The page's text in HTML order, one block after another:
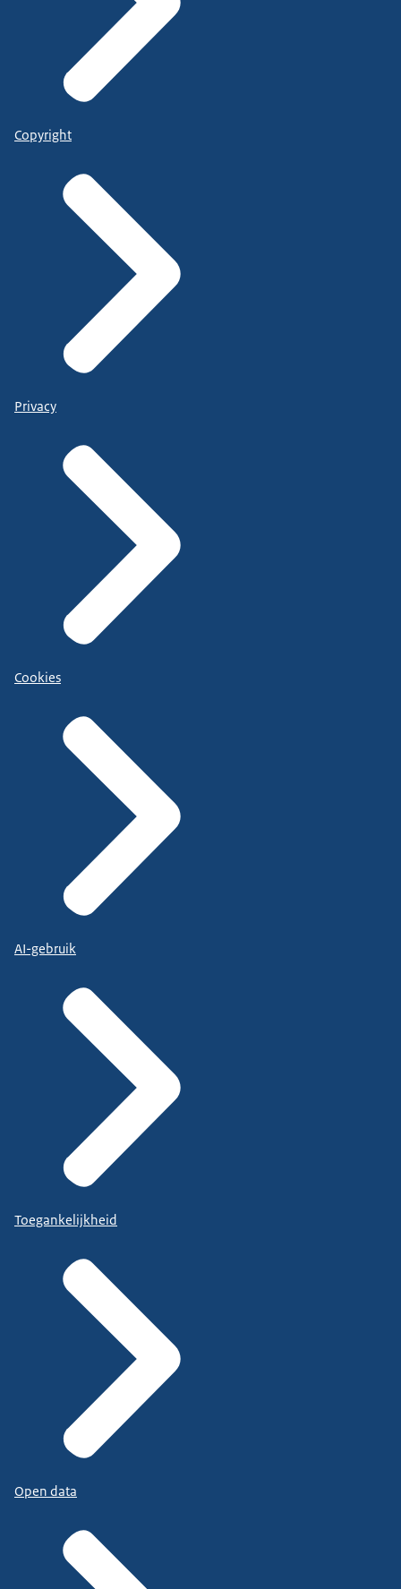
Copyright
Privacy
Cookies
AI-gebruik
Toegankelijkheid
Open data